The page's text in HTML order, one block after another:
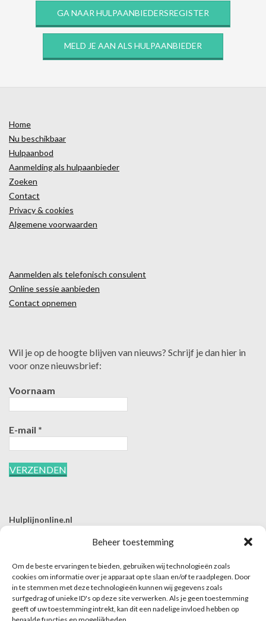
Beheer toestemming
Om de beste ervaringen te bieden, gebruiken wij technologieën zoals
cookies om informatie over je apparaat op te slaan en/of te raadplegen. Door
in te stemmen met deze technologieën kunnen wij gegevens zoals
surfgedrag of unieke ID's op deze site verwerken. Als je geen toestemming
geeft of uw toestemming intrekt, kan dit een nadelige invloed hebben op
GA NAAR HULPAANBIEDERSREGISTER
MELD JE AAN ALS HULPAANBIEDER
Home
Nu beschikbaar
Hulpaanbod
Aanmelding als hulpaanbieder
Zoeken
Contact
Privacy & cookies
Algemene voorwaarden
Aanmelden als telefonisch consulent
Online sessie aanbieden
Contact opnemen
Wil je op de hoogte blijven van nieuws? Schrijf je dan hier in
voor onze nieuwsbrief:
Voornaam
E-mail *
Hulplijnonline.nl
E | info@hulplijnonline.nl
Contactformulier
Over Hulplijnonline.nl
Het team van Hulplijnonline.nl